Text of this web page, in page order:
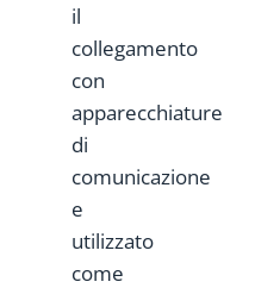
il
collegamento
con
apparecchiature
di
comunicazione
e
utilizzato
come